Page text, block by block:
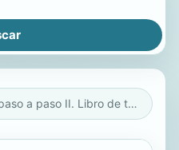
Chino paso a paso II. Libro de texto y ejercicios de fonética